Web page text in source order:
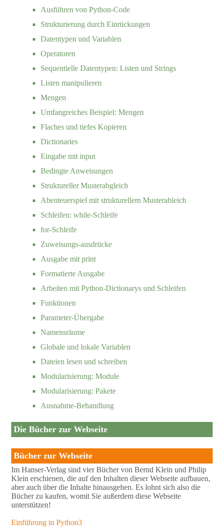
Ausführen von Python-Code
Strukturierung durch Einrückungen
Datentypen und Variablen
Operatoren
Sequentielle Datentypen: Listen und Strings
Listen manipulieren
Mengen
Umfangreiches Beispiel: Mengen
Flaches und tiefes Kopieren
Dictionaries
Eingabe mit input
Bedingte Anweisungen
Struktureller Musterabgleich
Abenteuerspiel mit strukturellem Musterableich
Schleifen: while-Schleife
for-Schleife
Zuweisungs-ausdrücke
Ausgabe mit print
Formatierte Ausgabe
Arbeiten mit Python-Dictionarys und Schleifen
Funktionen
Parameter-Übergabe
Namensräume
Globale und lokale Variablen
Dateien lesen und schreiben
Modularisierung: Module
Modularisierung: Pakete
Ausnahme-Behandlung
Die Bücher zur Webseite
Bücher zur Webseite
Im Hanser-Verlag sind vier Bücher von Bernd Klein und Philip
Klein erschienen, die auf den Inhalten dieser Webseite aufbauen,
aber auch über die Inhalte hinausgehen. Es lohnt sich also die
Bücher zu kaufen, womit Sie außerdem diese Webseite
unterstützen!
Einführung in Python3